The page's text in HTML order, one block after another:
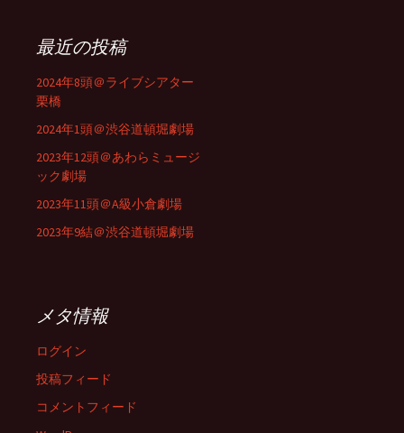
最近の投稿
2024年8頭＠ライブシアター
栗橋
2024年1頭＠渋谷道頓堀劇場
2023年12頭＠あわらミュージ
ック劇場
2023年11頭＠A級小倉劇場
2023年9結＠渋谷道頓堀劇場
メタ情報
ログイン
投稿フィード
コメントフィード